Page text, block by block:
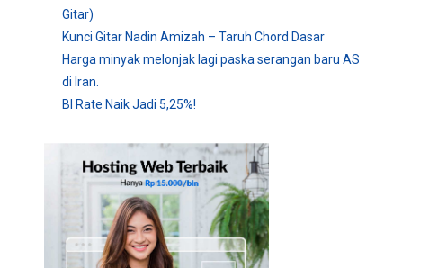
Gitar)
Kunci Gitar Nadin Amizah – Taruh Chord Dasar
Harga minyak melonjak lagi paska serangan baru AS
di Iran.
BI Rate Naik Jadi 5,25%!